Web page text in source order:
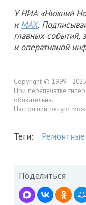
У НИА «Нижний
и MAX.
главных событий,
и оперативной
Copyright ©
При перепечатке
обязательна.
Настоящий ресурс
Теги:
Поделиться: